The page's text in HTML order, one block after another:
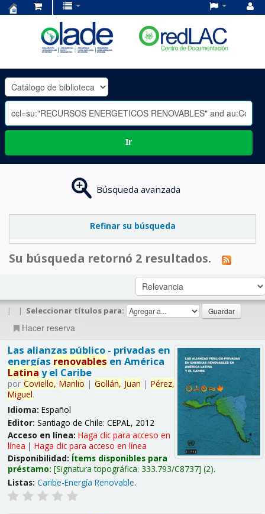
OLADE
-
Ir
Búsqueda avanzada
Refinar su búsqueda
Su búsqueda retornó 2 resultados.
| | Seleccionar títulos para:
Hacer reserva
Las alianzas público - privadas en
energías renovables en América
Latina y el Caribe
por Coviello, Manlio | Gollán, Juan | Pérez,
Miguel.
Idioma: Español
Editor: Santiago de Chile: CEPAL, 2012
Acceso en línea: Haga clic para acceso en
línea | Haga clic para acceso en línea
Disponibilidad: Ítems disponibles para
préstamo: Signatura topográfica: 333.793/C8737 (2).
Listas: Caribe-Energía Renovable.